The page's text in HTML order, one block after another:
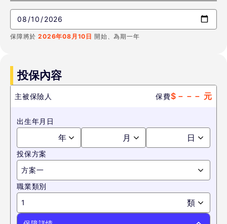
保障將於 2026年08月10日 開始、為期一年
投保內容
主被保險人 保費$ －－－ 元
出生年月日
年 月 日
投保方案
方案一
職業類別
1
類